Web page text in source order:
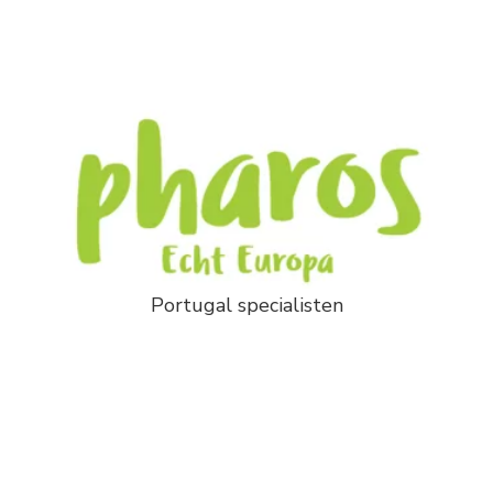
Portugal specialisten